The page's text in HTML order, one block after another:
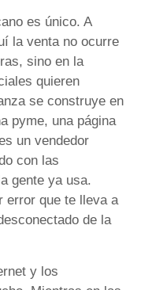
es único. A
la venta no ocurre
sino en la
quieren
se construye en
pyme, una página
un vendedor
con las
gente ya usa.
error que te lleva a
de la
y los